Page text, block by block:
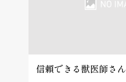
信頼できる獣医師さん